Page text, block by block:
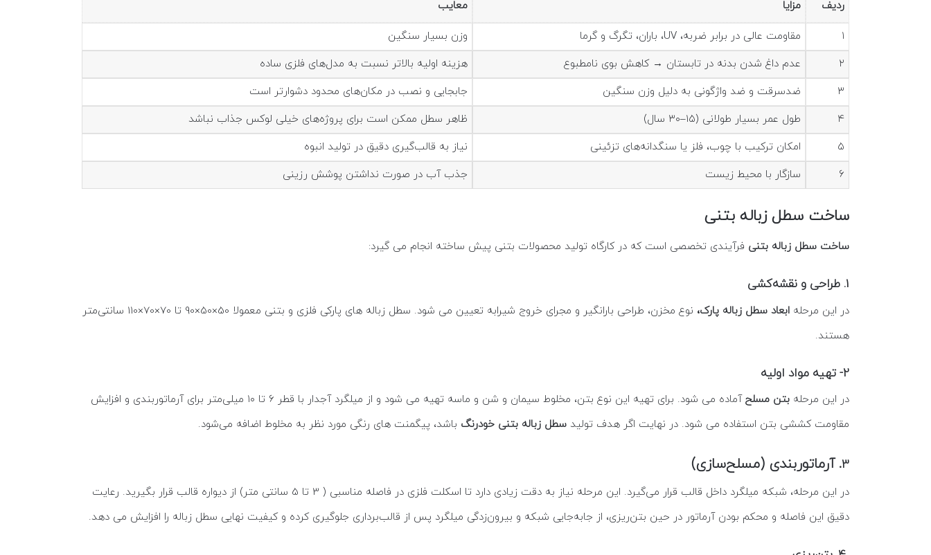
ردیف مزایا معایب
۱ مقاومت عالی در برابر ضربه، UV، باران، تگرگ و گرما
وزن بسیار سنگین
۲
عدم داغ شدن بدنه در تابستان → کاهش بوی نامطبوع
هزینه اولیه بالاتر نسبت به مدل‌های فلزی ساده
۳
ضدسرقت و ضد واژگونی به دلیل وزن سنگین
جابجایی و نصب در مکان‌های محدود دشوارتر است
۴
طول عمر بسیار طولانی (۱۵–۳۰ سال)
ظاهر سطل ممکن است برای پروژه‌های خیلی لوکس جذاب نباشد
۵
امکان ترکیب با چوب، فلز یا سنگدانه‌های تزئینی
نیاز به قالب‌گیری دقیق در تولید انبوه
۶
سازگار با محیط زیست جذب آب در صورت نداشتن پوشش رزینی
ساخت سطل زباله بتنی
ساخت سطل زباله بتنی فرآیندی تخصصی است که در کارگاه‌ تولید محصولات بتنی پیش ساخته انجام می گیرد:
1. طراحی و نقشه‌کشی
در این مرحله ابعاد سطل زباله پارک،
نوع مخزن، طراحی بارانگیر و مجرای خروج شیرابه تعیین می شود. سطل زباله های پارکی فلزی و بتنی معمولا 50×50×90 تا 70×70×110 سانتی‌متر
هستند.
2- تهیه مواد اولیه
در این مرحله بتن مسلح
آماده می شود. برای تهیه این نوع بتن، مخلوط سیمان و شن و ماسه تهیه می شود و از میلگرد آجدار با قطر ۶ تا ۱۰ میلی‌متر برای آرماتوربندی و افزایش
مقاومت کششی بتن استفاده می شود. در نهایت اگر هدف تولید سطل زباله بتنی خودرنگ باشد، پیگمنت های رنگی مورد نظر به مخلوط اضافه می‌شود.
3. آرماتوربندی (مسلح‌سازی)
در این مرحله، شبکه میلگرد داخل قالب قرار می‌گیرد. این مرحله نیاز به دقت زیادی دارد تا اسکلت فلزی در فاصله مناسبی ( 3 تا 5 سانتی متر) از دیواره قالب قرار بگیرید. رعایت
دقیق این فاصله و محکم بودن آرماتور در حین بتن‌ریزی، از جابه‌جایی شبکه و بیرون‌زدگی میلگرد پس از قالب‌برداری جلوگیری کرده و کیفیت نهایی سطل زباله را افزایش می دهد.